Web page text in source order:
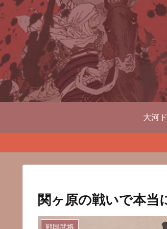
大河
関ヶ原の戦いで本当
戦国武将